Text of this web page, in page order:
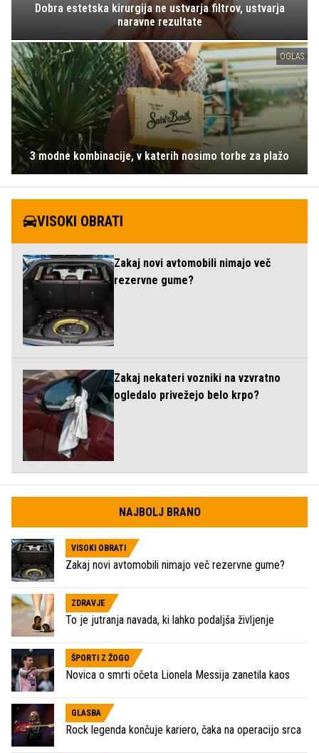
Dobra estetska kirurgija ne ustvarja filtrov, ustvarja
naravne rezultate
OGLAS
3 modne kombinacije, v katerih nosimo torbe za plažo
VISOKI OBRATI
Zakaj novi avtomobili nimajo več
rezervne gume?
Zakaj nekateri vozniki na vzvratno
ogledalo privežejo belo krpo?
NAJBOLJ BRANO
VISOKI OBRATI
Zakaj novi avtomobili nimajo več rezervne gume?
ZDRAVJE
To je jutranja navada, ki lahko podaljša življenje
ŠPORTI Z ŽOGO
Novica o smrti očeta Lionela Messija zanetila kaos
GLASBA
Rock legenda končuje kariero, čaka na operacijo srca